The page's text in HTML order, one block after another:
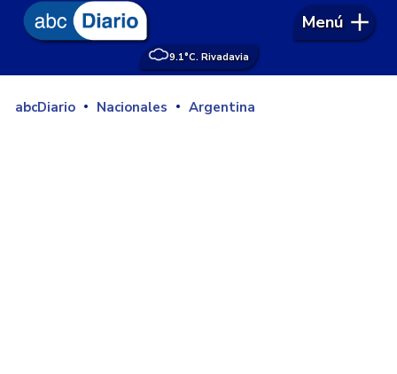
9.1°C. Rivadavia
Menú
abcDiario Nacionales Argentina